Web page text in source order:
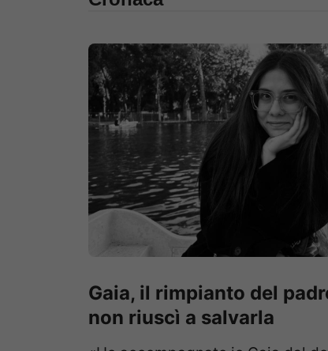
Gaia, il rimpianto del
non riuscì a salvarla